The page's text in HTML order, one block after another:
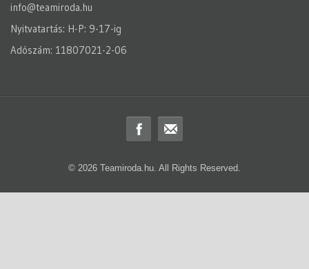
info@teamiroda.hu
Nyitvatartás: H-P: 9-17-ig
Adószám: 11807021-2-06
© 2026 Teamiroda.hu. All Rights Reserved.